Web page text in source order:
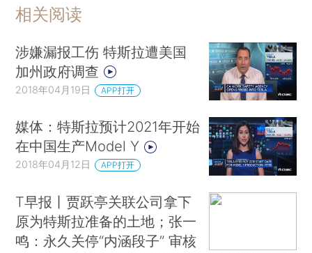
相关阅读
涉嫌漏报工伤 特斯拉遭美国
加州政府调查
2018年04月19日 APP打开
媒体：特斯拉预计2021年开始
在中国生产Model Y
2018年04月12日 APP打开
T早报丨贾跃亭关联公司拿下
原为特斯拉准备的土地；张一
鸣：永久关停“内涵段子” 审核